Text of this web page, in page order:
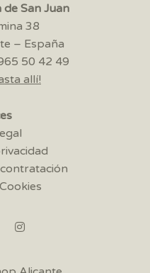
de San Juan
38
– España
50 42 49
allí!